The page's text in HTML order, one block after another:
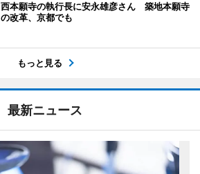
西本願寺の執行長に安永雄彦さん 築地本願寺
の改革、京都でも
もっと見る
最新ニュース